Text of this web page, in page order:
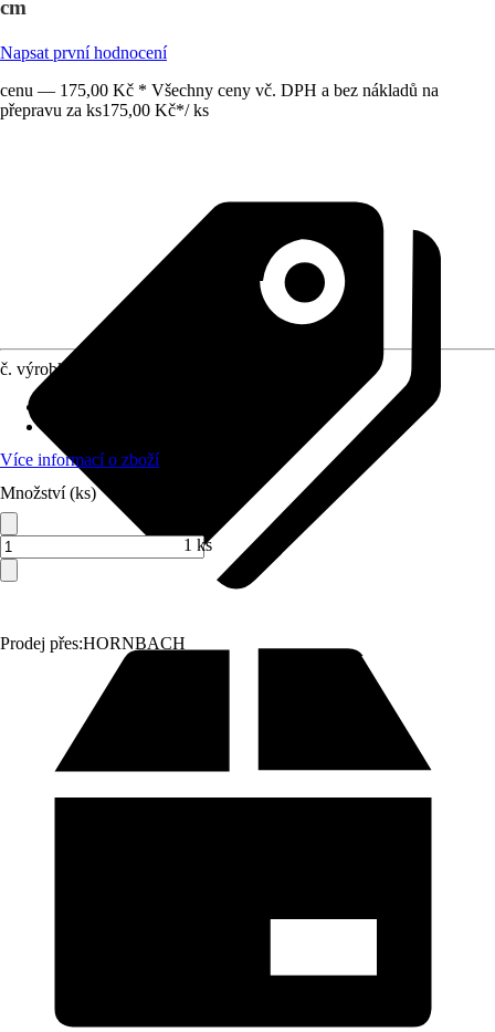
cm
Napsat první hodnocení
cenu — 175,00 Kč * Všechny ceny vč. DPH a bez nákladů na
přepravu za ks175,00 Kč*/ ks
Prodej přes:HORNBACH
č. výrobku
Více informací o zboží
Množství (ks)
1 ks